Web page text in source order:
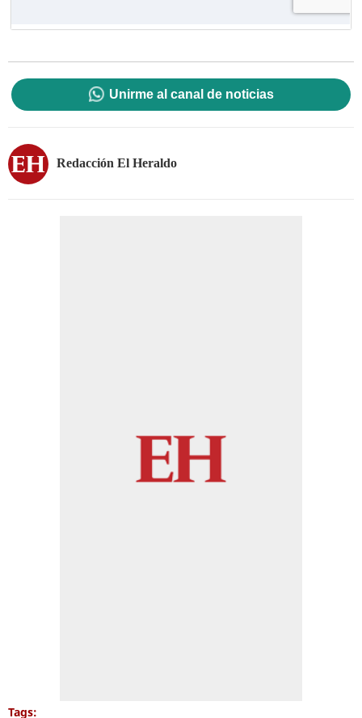
Unirme al canal de noticias
Redacción El Heraldo
Tags: